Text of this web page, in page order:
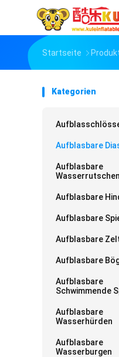
Startseite
Kategorien
Aufblasbare
Aufblasbare
Wasserrutschen
Aufblasbare
Aufblasbare
Aufblasbare
Aufblasbare
Aufblasbare
Schwimmende
Aufblasbare
Wasserhürden
Aufblasbare
Wasserburgen